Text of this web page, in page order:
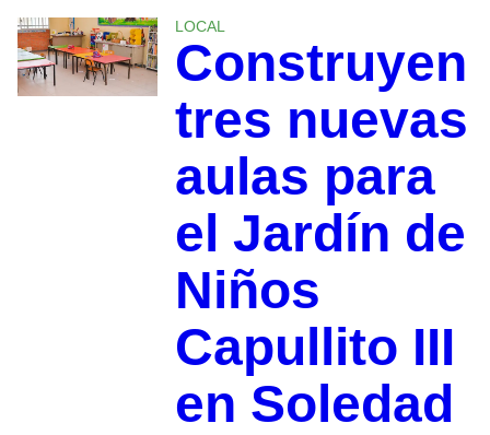
LOCAL
Construyen
tres nuevas
aulas para
el Jardín de
Niños
Capullito III
en Soledad